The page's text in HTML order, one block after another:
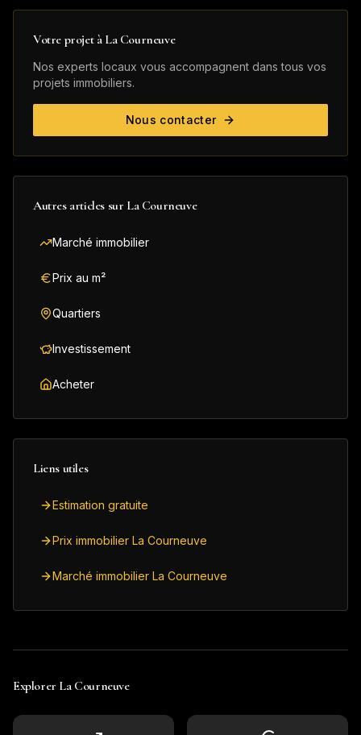
Votre projet à La Courneuve
Nos experts locaux vous accompagnent dans tous vos
projets immobiliers.
Nous contacter
Autres articles sur La Courneuve
Marché immobilier
Prix au m²
Quartiers
Investissement
Acheter
Liens utiles
Estimation gratuite
Prix immobilier La Courneuve
Marché immobilier La Courneuve
Explorer La Courneuve